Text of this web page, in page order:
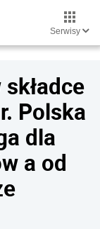
Serwisy
Polska
dla
a od